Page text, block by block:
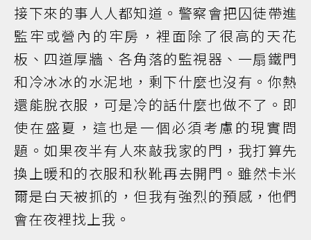
接下來的事人人都知道。警察會把囚徒帶進
監牢或營內的牢房，裡面除了很高的天花
板、四道厚牆、各角落的監視器、一扇鐵門
和冷冰冰的水泥地，剩下什麼也沒有。你熱
還能脫衣服，可是冷的話什麼也做不了。即
使在盛夏，這也是一個必須考慮的現實問
題。如果夜半有人來敲我家的門，我打算先
換上暖和的衣服和秋靴再去開門。雖然卡米
爾是白天被抓的，但我有強烈的預感，他們
會在夜裡找上我。